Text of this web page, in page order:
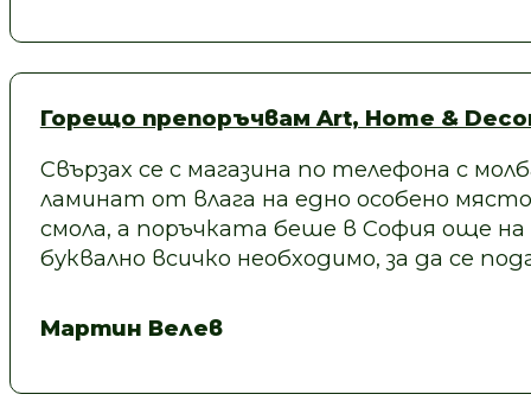
Горещо препоръчвам Art, Home &
Свързах се с магазина по телефона с
ламинат от влага на едно особено
смола, а поръчката беше в София още
буквално всичко необходимо, за да се
Мартин Велев